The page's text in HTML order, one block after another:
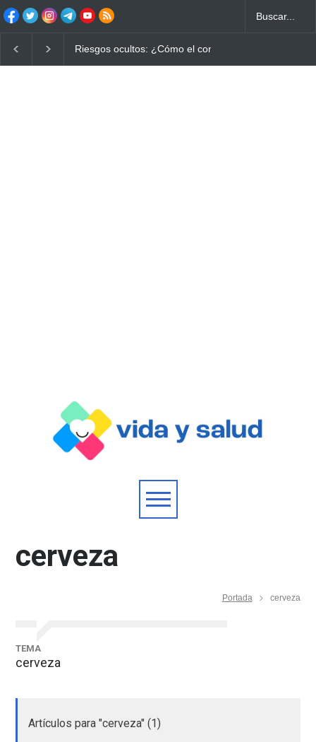
Riesgos ocultos: ¿Cómo el consumo de alimentos
cerveza
Portada cerveza
TEMA
cerveza
Artículos para "cerveza" (1)